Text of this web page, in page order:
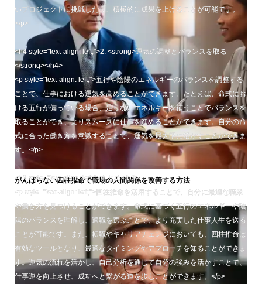
いプロジェクトに挑戦したり、積極的に成果を上げることが可能です。
</p>
<h4 style="text-align: left;">2. <strong>運気の調整とバランスを取る
</strong></h4>
<p style="text-align: left;">五行や陰陽のエネルギーのバランスを調整する
ことで、仕事における運気を高めることができます。たとえば、命式にお
ける五行が偏っている場合、足りないエネルギーを補うことでバランスを
取ることができ、よりスムーズに仕事を進めることができます。自分の命
式に合った働き方を意識することで、運気を最大限に活かすことができま
す。</p>
<h3 style="text-align: left;">まとめ</h3>
<p style="text-align: left;">四柱推命を活用することで、自分に最適な職業
や働き方を見つけることができます。命式に基づく五行のエネルギーや陰
陽のバランスを理解し、適職を選ぶことで、より充実した仕事人生を送る
ことが可能です。また、転職やキャリアチェンジにおいても、四柱推命は
有効なツールとなり、最適なタイミングやアプローチを知ることができま
す。運気の流れを活かし、自己分析を通じて自分の強みを活かすことで、
仕事運を向上させ、成功へと繋がる道を歩むことができます。</p>
がんばらない四柱推命で職場の人間関係を改善する方法